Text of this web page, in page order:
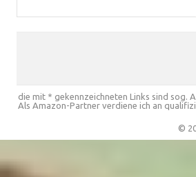
die mit * gekennzeichneten Links sind sog.
Als Amazon-Partner verdiene ich an
©